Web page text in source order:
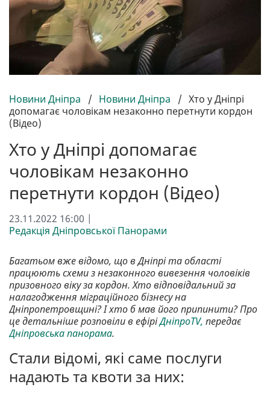
Новини Дніпра / Новини Дніпра / Хто у Дніпрі
допомагає чоловікам незаконно перетнути кордон
(Відео)
Хто у Дніпрі допомагає
чоловікам незаконно
перетнути кордон (Відео)
23.11.2022 16:00 |
Редакція Дніпровської Панорами
Багатьом вже відомо, що в Дніпрі та області
працюють схеми з незаконного вивезення чоловіків
призовного віку за кордон. Хто відповідальний за
налагодження міграційного бізнесу на
Дніпропетровщині? І хто б мав його припинити? Про
це детальніше розповіли в ефіріДніпроTV, передає
Дніпровська панорама.
Стали відомі, які саме послуги
надають та квоти за них: